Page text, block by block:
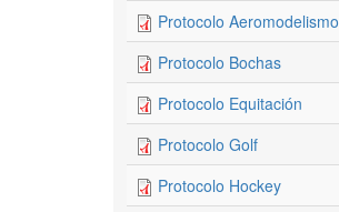
Protocolo Aeromodelismo
Protocolo Bochas
Protocolo Equitación
Protocolo Golf
Protocolo Hockey